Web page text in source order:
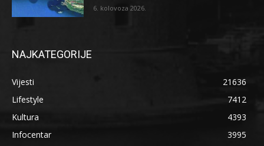
6. kolovoza 2026.
NAJKATEGORIJE
Vijesti
21636
Lifestyle
7412
Kultura
4393
Infocentar
3995